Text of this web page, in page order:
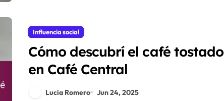
Influencia social
Cómo descubrí el café tostado
en Café Central
Lucia Romero Jun 24, 2025